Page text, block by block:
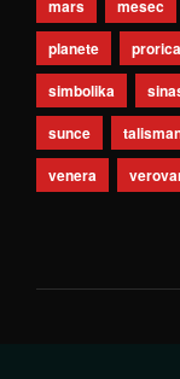
mars
mesec
planete
simbolika
sunce
venera